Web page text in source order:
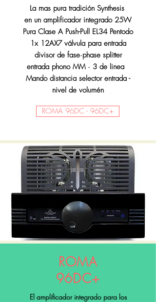
La mas pura tradición Synthesis
en un amplificador integrado 25W
Pura Clase A Push-Pull EL34 Pentodo
1x 12AX7 válvula para entrada
divisor de fase·phase splitter
entrada phono MM · 3 de linea
Mando distancia selector entrada -
nivel de volumén
ROMA 96DC - 96DC+
ROMA
96DC+
El amplificador integrado para los